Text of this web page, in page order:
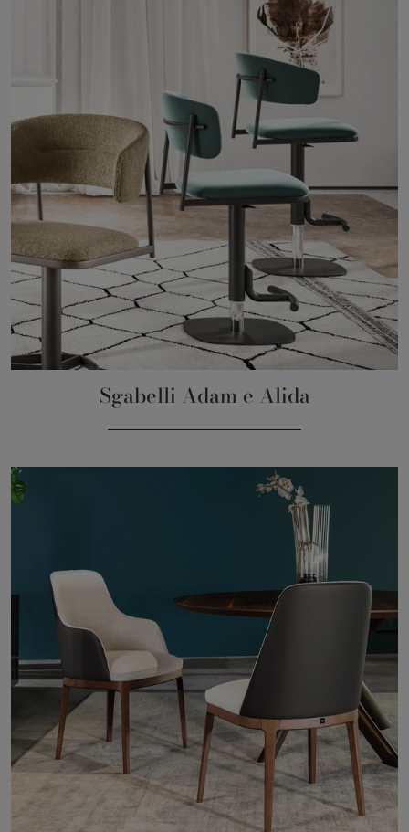
Sgabelli Adam e Alida